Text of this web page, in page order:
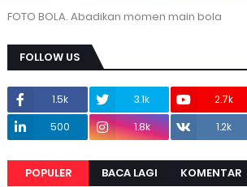
FOTO BOLA. Abadikan momen main bola
FOLLOW US
1.5k 3.1k
2.7k
500
1.8k 1.2k
POPULER BACA LAGI KOMENTAR